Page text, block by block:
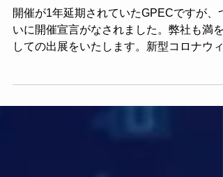
す！
開催が1年延期されていたGPECですが、つ
いに開催宣言がなされました。弊社も満を
ス感染症との闘いも続く中ですが、お時間
りましたらぜひ会場へお越しください。皆